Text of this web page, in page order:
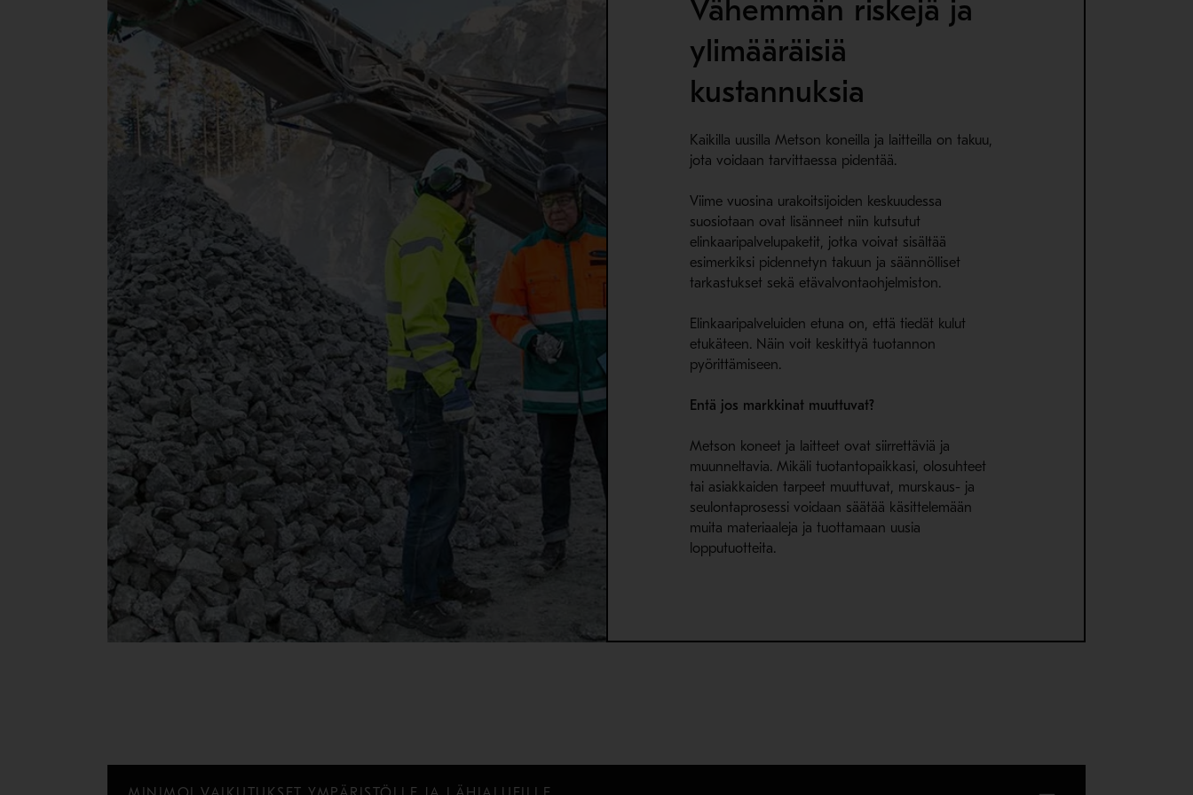
Vähemmän riskejä ja
ylimääräisiä
kustannuksia
Kaikilla uusilla Metson koneilla ja laitteilla on takuu,
jota voidaan tarvittaessa pidentää.
Viime vuosina urakoitsijoiden keskuudessa
suosiotaan ovat lisänneet niin kutsutut
elinkaaripalvelupaketit, jotka voivat sisältää
esimerkiksi pidennetyn takuun ja säännölliset
tarkastukset sekä etävalvontaohjelmiston.
Elinkaaripalveluiden etuna on, että tiedät kulut
etukäteen. Näin voit keskittyä tuotannon
pyörittämiseen.
Entä jos markkinat muuttuvat?
Metson koneet ja laitteet ovat siirrettäviä ja
muunneltavia. Mikäli tuotantopaikkasi, olosuhteet
tai asiakkaiden tarpeet muuttuvat, murskaus- ja
seulontaprosessi voidaan säätää käsittelemään
muita materiaaleja ja tuottamaan uusia
lopputuotteita.